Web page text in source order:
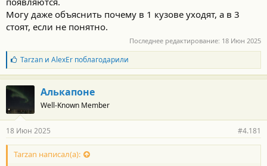
Могу даже объяснить почему в 1 кузове уходят, а в 3
стоят, если не понятно.
Последнее редактирование: 18 Июн 2025
Б
л
а
г
о
а
н
о
с
Tarzanи AlexErпоблагодарили
Алькапоне
Well-Known Member
18 Июн 2025 #4.181
Tarzan написал(а):